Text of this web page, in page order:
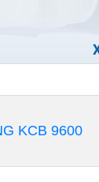
đủ dài cho
độ rộng
minh,
cho phép
KCB 9600